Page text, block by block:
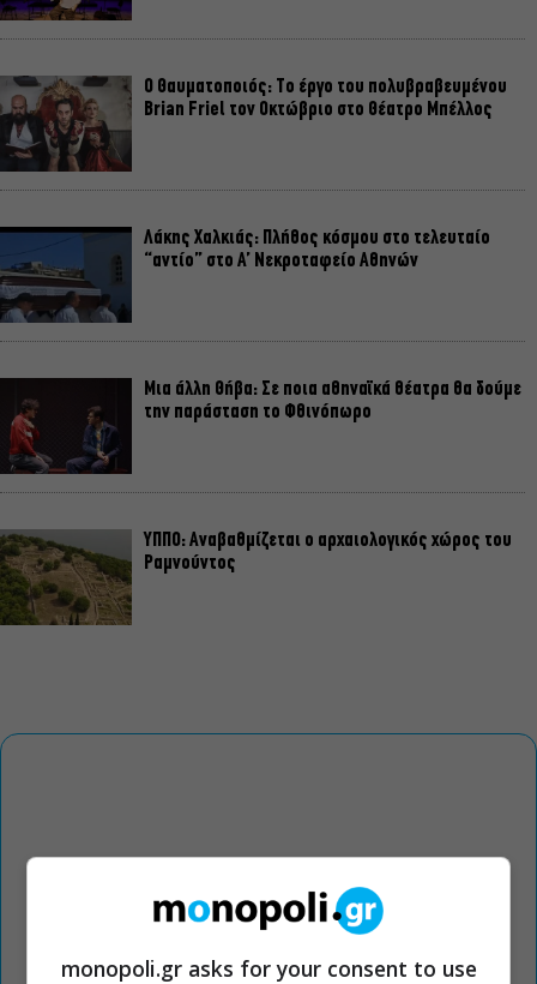
Ο Θαυματοποιός: Το έργο του πολυβραβευμένου
Brian Friel τον Οκτώβριο στο Θέατρο Μπέλλος
Λάκης Χαλκιάς: Πλήθος κόσμου στο τελευταίο
“αντίο” στο Α’ Νεκροταφείο Αθηνών
Μια άλλη Θήβα: Σε ποια αθηναϊκά θέατρα θα δούμε
την παράσταση το Φθινόπωρο
ΥΠΠΟ: Αναβαθμίζεται ο αρχαιολογικός χώρος του
Ραμνούντος
monopoli.gr asks for your consent to use